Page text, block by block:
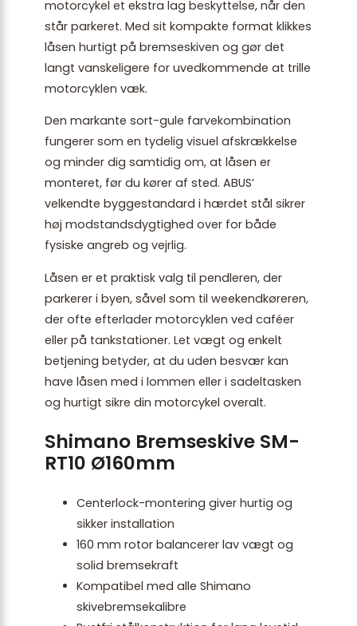
motorcykel et ekstra lag beskyttelse, når den
står parkeret. Med sit kompakte format klikkes
låsen hurtigt på bremseskiven og gør det
langt vanskeligere for uvedkommende at trille
motorcyklen væk.
Den markante sort-gule farvekombination
fungerer som en tydelig visuel afskrækkelse
og minder dig samtidig om, at låsen er
monteret, før du kører af sted. ABUS’
velkendte byggestandard i hærdet stål sikrer
høj modstandsdygtighed over for både
fysiske angreb og vejrlig.
Låsen er et praktisk valg til pendleren, der
parkerer i byen, såvel som til weekendkøreren,
der ofte efterlader motorcyklen ved caféer
eller på tankstationer. Let vægt og enkelt
betjening betyder, at du uden besvær kan
have låsen med i lommen eller i sadeltasken
og hurtigt sikre din motorcykel overalt.
Shimano Bremseskive SM-
RT10 Ø160mm
Centerlock-montering giver hurtig og
sikker installation
160 mm rotor balance­rer lav vægt og
solid bremsekraft
Kompatibel med alle Shimano
skivebremsekalibre